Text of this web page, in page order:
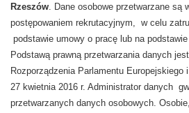
Rzeszów. Dane osobowe przetwarzane są
postępowaniem rekrutacyjnym, w celu
podstawie umowy o pracę lub na
Podstawą prawną przetwarzania danych
Rozporządzenia Parlamentu Europejskiego
27 kwietnia 2016 r. Administrator danych
przetwarzanych danych osobowych.